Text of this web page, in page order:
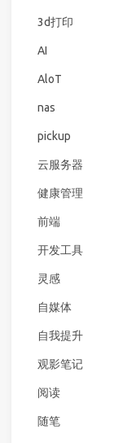
3d打印
AI
AloT
nas
pickup
云服务器
健康管理
前端
开发工具
灵感
自媒体
自我提升
观影笔记
阅读
随笔